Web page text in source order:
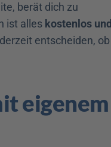
berät dich zu
ist alles kostenlos und
entscheiden, ob
eigenem